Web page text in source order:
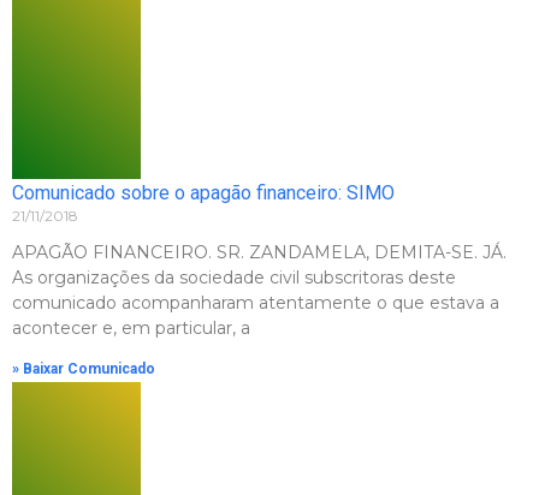
Comunicado sobre o apagão financeiro: SIMO
21/11/2018
APAGÃO FINANCEIRO. SR. ZANDAMELA, DEMITA-SE. JÁ.
As organizações da sociedade civil subscritoras deste
comunicado acompanharam atentamente o que estava a
acontecer e, em particular, a
» Baixar Comunicado